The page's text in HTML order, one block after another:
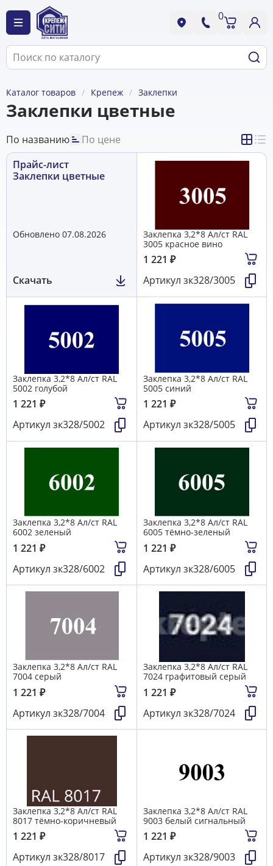
0
Каталог товаров Крепеж Заклепки
Заклепки цветные
По названию
По цене
Прайс-лист
Заклепки цветные
Обновлено 07.08.2026
Скачать
Заклепка 3,2*8 Ал/ст RAL
3005 красное вино
1 221 ₽
Артикул зк328/3005
Заклепка 3,2*8 Ал/ст RAL
5002 голубой
1 221 ₽
Артикул зк328/5002
Заклепка 3,2*8 Ал/ст RAL
5005 синий
1 221 ₽
Артикул зк328/5005
Заклепка 3,2*8 Ал/ст RAL
6002 зеленый
1 221 ₽
Артикул зк328/6002
Заклепка 3,2*8 Ал/ст RAL
6005 тёмно-зеленый
1 221 ₽
Артикул зк328/6005
Заклепка 3,2*8 Ал/ст RAL
7004 серый
1 221 ₽
Артикул зк328/7004
Заклепка 3,2*8 Ал/ст RAL
7024 графитовый серый
1 221 ₽
Артикул зк328/7024
Заклепка 3,2*8 Ал/ст RAL
8017 тёмно-коричневый
1 221 ₽
Артикул зк328/8017
Заклепка 3,2*8 Ал/ст RAL
9003 белый сигнальный
1 221 ₽
Артикул зк328/9003